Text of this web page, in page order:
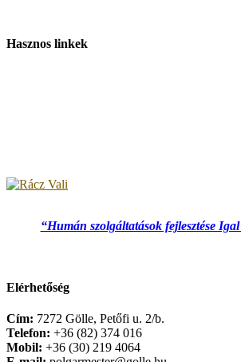
Hasznos linkek
“Humán szolgáltatások fejlesztése
Elérhetőség
Cím: 7272 Gölle, Petőfi u. 2/b.
Telefon: +36 (82) 374 016
Mobil: +36 (30) 219 4064